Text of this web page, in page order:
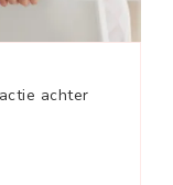
achterop